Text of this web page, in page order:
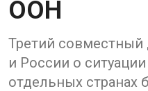
ООН
Третий
и России о
отдельных странах